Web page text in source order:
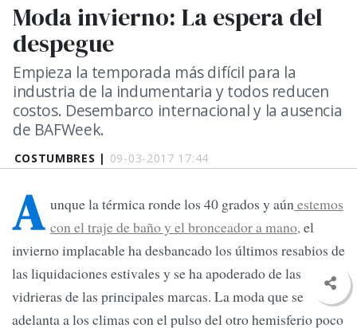
COSTUMBRES | 09-03-2017 17:44
Moda invierno: La espera del
despegue
Empieza la temporada más difícil para la
industria de la indumentaria y todos reducen
costos. Desembarco internacional y la ausencia
de BAFWeek.
A unque la térmica ronde los 40 grados y aúnestemos
con el traje de baño y el bronceador a mano,el
invierno implacable ha desbancado los últimos resabios de
las liquidaciones estivales y se ha apoderado de las
vidrieras de las principales marcas. La moda que se
adelanta a los climas con el pulso del otro hemisferio poco